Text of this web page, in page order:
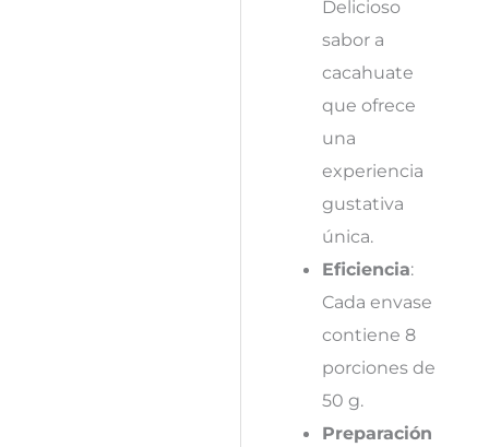
Delicioso
sabor a
cacahuate
que ofrece
una
experiencia
gustativa
única.
Eficiencia:
Cada envase
contiene 8
porciones de
50 g.
Preparación